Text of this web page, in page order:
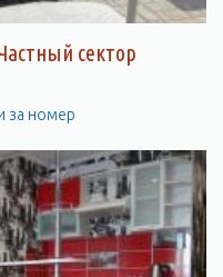
сектор
за номер